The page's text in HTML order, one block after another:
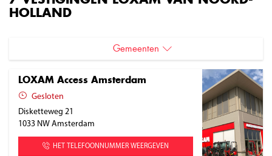
HOLLAND
Gemeenten
Amsterdam
Beverwijk
Haarlem
LOXAM Access Amsterdam
Gesloten
Disketteweg 21
1033 NW Amsterdam
HET TELEFOONNUMMER WEERGEVEN